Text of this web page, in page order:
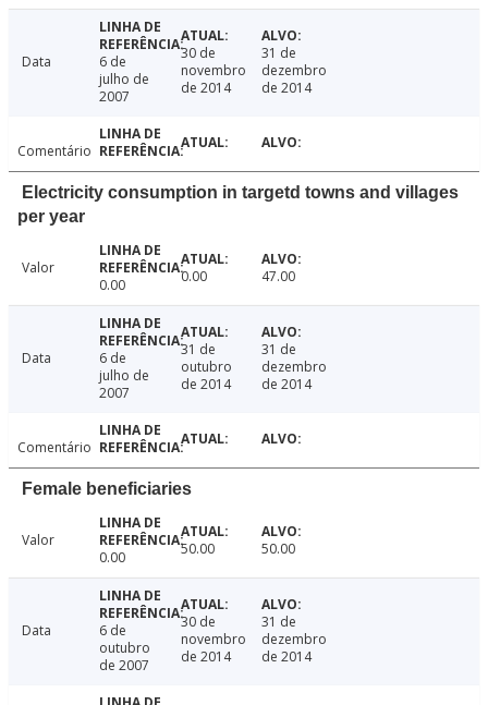
Data
6 de
julho de
2007
30 de
novembro
de 2014
31 de
dezembro
de 2014
Comentário
Electricity consumption in targetd towns and villages
per year
Valor
0.00
0.00 47.00
Data
6 de
julho de
2007
31 de
outubro
de 2014
31 de
dezembro
de 2014
Comentário
Female beneficiaries
Valor
0.00
50.00 50.00
Data
6 de
outubro
de 2007
30 de
novembro
de 2014
31 de
dezembro
de 2014